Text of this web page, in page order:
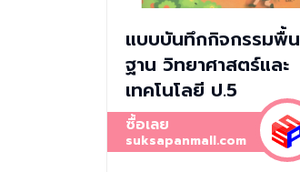
แบบบันทึกกิจกรรมพื้น
ฐาน วิทยาศาสตร์และ
เทคโนโลยี ป.5
ซื้อเลย
suksapanmall.com